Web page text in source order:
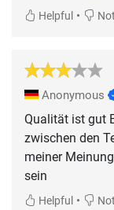
Helpful •
Anonymous
Qualität ist gut
zwischen den
meiner
sein
Helpful •